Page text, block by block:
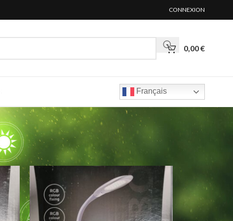
CONNEXION
0,00€
Français
9 12 18 24